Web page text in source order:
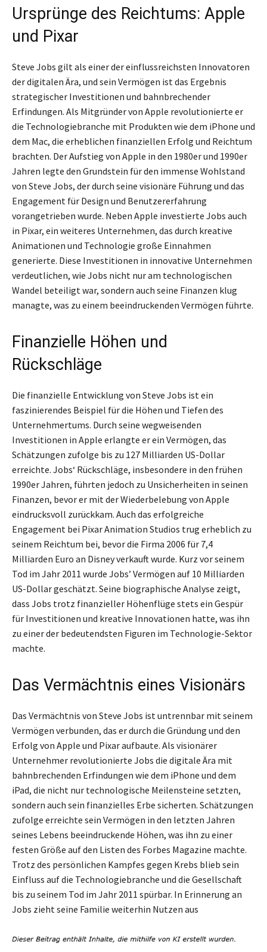
Ursprünge des Reichtums: Apple
und Pixar
Steve Jobs gilt als einer der einflussreichsten Innovatoren
der digitalen Ära, und sein Vermögen ist das Ergebnis
strategischer Investitionen und bahnbrechender
Erfindungen. Als Mitgründer von Apple revolutionierte er
die Technologiebranche mit Produkten wie dem iPhone und
dem Mac, die erheblichen finanziellen Erfolg und Reichtum
brachten. Der Aufstieg von Apple in den 1980er und 1990er
Jahren legte den Grundstein für den immense Wohlstand
von Steve Jobs, der durch seine visionäre Führung und das
Engagement für Design und Benutzererfahrung
vorangetrieben wurde. Neben Apple investierte Jobs auch
in Pixar, ein weiteres Unternehmen, das durch kreative
Animationen und Technologie große Einnahmen
generierte. Diese Investitionen in innovative Unternehmen
verdeutlichen, wie Jobs nicht nur am technologischen
Wandel beteiligt war, sondern auch seine Finanzen klug
managte, was zu einem beeindruckenden Vermögen führte.
Finanzielle Höhen und
Rückschläge
Die finanzielle Entwicklung von Steve Jobs ist ein
faszinierendes Beispiel für die Höhen und Tiefen des
Unternehmertums. Durch seine wegweisenden
Investitionen in Apple erlangte er ein Vermögen, das
Schätzungen zufolge bis zu 127 Milliarden US-Dollar
erreichte. Jobs‘ Rückschläge, insbesondere in den frühen
1990er Jahren, führten jedoch zu Unsicherheiten in seinen
Finanzen, bevor er mit der Wiederbelebung von Apple
eindrucksvoll zurückkam. Auch das erfolgreiche
Engagement bei Pixar Animation Studios trug erheblich zu
seinem Reichtum bei, bevor die Firma 2006 für 7,4
Milliarden Euro an Disney verkauft wurde. Kurz vor seinem
Tod im Jahr 2011 wurde Jobs’ Vermögen auf 10 Milliarden
US-Dollar geschätzt. Seine biographische Analyse zeigt,
dass Jobs trotz finanzieller Höhenflüge stets ein Gespür
für Investitionen und kreative Innovationen hatte, was ihn
zu einer der bedeutendsten Figuren im Technologie-Sektor
machte.
Das Vermächtnis eines Visionärs
Das Vermächtnis von Steve Jobs ist untrennbar mit seinem
Vermögen verbunden, das er durch die Gründung und den
Erfolg von Apple und Pixar aufbaute. Als visionärer
Unternehmer revolutionierte Jobs die digitale Ära mit
bahnbrechenden Erfindungen wie dem iPhone und dem
iPad, die nicht nur technologische Meilensteine setzten,
sondern auch sein finanzielles Erbe sicherten. Schätzungen
zufolge erreichte sein Vermögen in den letzten Jahren
seines Lebens beeindruckende Höhen, was ihn zu einer
festen Größe auf den Listen des Forbes Magazine machte.
Trotz des persönlichen Kampfes gegen Krebs blieb sein
Einfluss auf die Technologiebranche und die Gesellschaft
bis zu seinem Tod im Jahr 2011 spürbar. In Erinnerung an
Jobs zieht seine Familie weiterhin Nutzen aus